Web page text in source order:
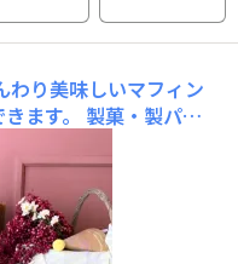
わり美味しいマフィン
ます。
製菓・製パン
）さんが監修す
の商品4種類を使っ
ました。簡単！イース
フィンに、ココアを加
たダイソー商品（